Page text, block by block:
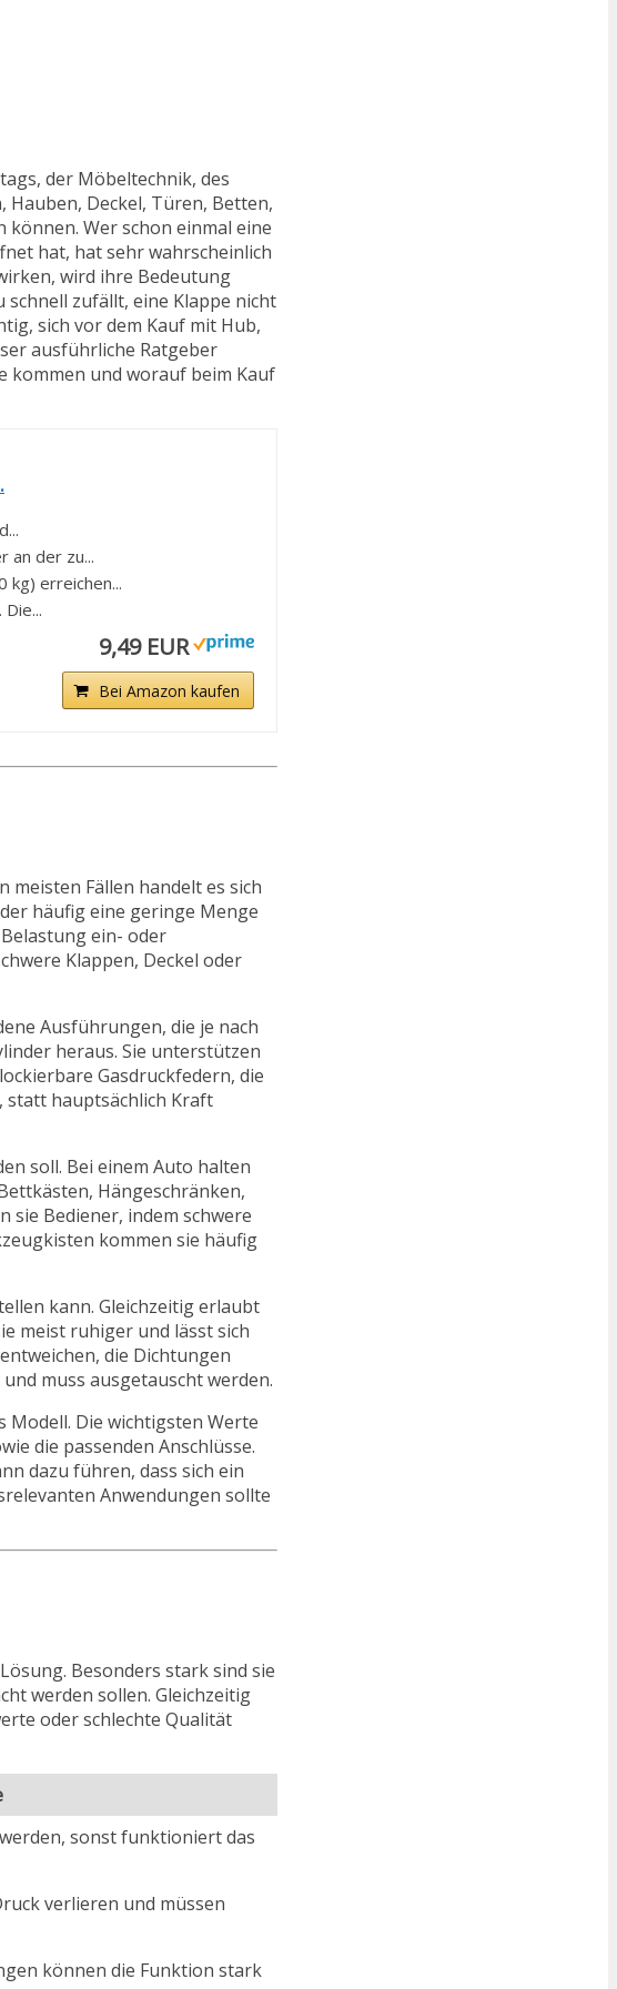
der Möbeltechnik, des
Hauben, Deckel, Türen, Betten,
Wer schon einmal eine
hat, hat sehr wahrscheinlich
wird ihre Bedeutung
schnell zufällt, eine Klappe nicht
sich vor dem Kauf mit Hub,
ausführliche Ratgeber
kommen und worauf beim Kauf
an der zu...
kg) erreichen...
9,49 EUR
Bei Amazon kaufen
meisten Fällen handelt es sich
häufig eine geringe Menge
ein- oder
Klappen, Deckel oder
Ausführungen, die je nach
heraus. Sie unterstützen
Gasdruckfedern, die
statt hauptsächlich Kraft
soll. Bei einem Auto halten
Hängeschränken,
sie Bediener, indem schwere
kommen sie häufig
kann. Gleichzeitig erlaubt
meist ruhiger und lässt sich
die Dichtungen
muss ausgetauscht werden.
Modell. Die wichtigsten Werte
die passenden Anschlüsse.
dazu führen, dass sich ein
Anwendungen sollte
Besonders stark sind sie
werden sollen. Gleichzeitig
oder schlechte Qualität
sonst funktioniert das
verlieren und müssen
können die Funktion stark